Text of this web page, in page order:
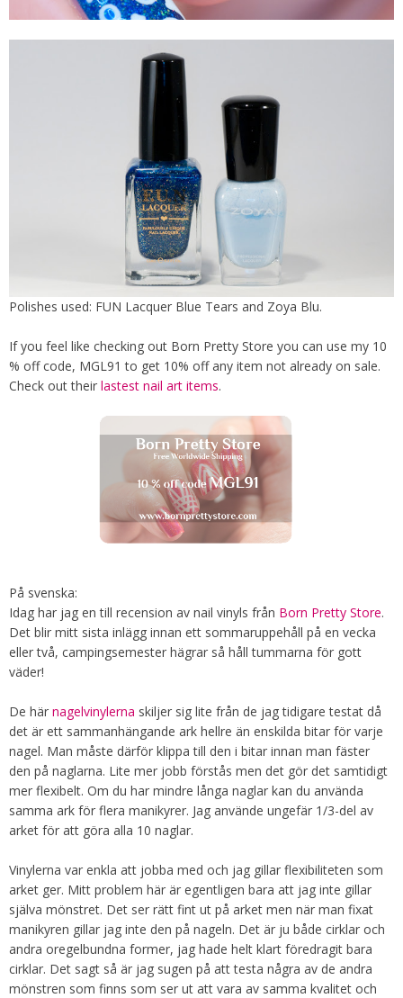
Polishes used: FUN Lacquer Blue Tears and Zoya Blu.
If you feel like checking out Born Pretty Store you can use my 10
% off code, MGL91 to get 10% off any item not already on sale.
Check out their lastest nail art items.
På svenska:
Idag har jag en till recension av nail vinyls från Born Pretty Store.
Det blir mitt sista inlägg innan ett sommaruppehåll på en vecka
eller två, campingsemester hägrar så håll tummarna för gott
väder!
De här nagelvinylerna skiljer sig lite från de jag tidigare testat då
det är ett sammanhängande ark hellre än enskilda bitar för varje
nagel. Man måste därför klippa till den i bitar innan man fäster
den på naglarna. Lite mer jobb förstås men det gör det samtidigt
mer flexibelt. Om du har mindre långa naglar kan du använda
samma ark för flera manikyrer. Jag använde ungefär 1/3-del av
arket för att göra alla 10 naglar.
Vinylerna var enkla att jobba med och jag gillar flexibiliteten som
arket ger. Mitt problem här är egentligen bara att jag inte gillar
själva mönstret. Det ser rätt fint ut på arket men när man fixat
manikyren gillar jag inte den på nageln. Det är ju både cirklar och
andra oregelbundna former, jag hade helt klart föredragit bara
cirklar. Det sagt så är jag sugen på att testa några av de andra
mönstren som finns som ser ut att vara av samma kvalitet och